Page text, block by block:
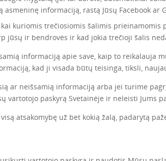
informaciją, rastą Jūsų Facebook ar
kuriomis trečiosiomis šalimis
jūsų ir bendrovės ir kad jokia trečioji šalis
informaciją apie save, kaip to reikalauja
kad ji visada būtų teisinga, tiksli,
ar neišsamią informaciją arba jei turime
vartotojo paskyrą Svetainėje ir neleisti Jums
atsakomybę už bet kokią žalą, padarytą